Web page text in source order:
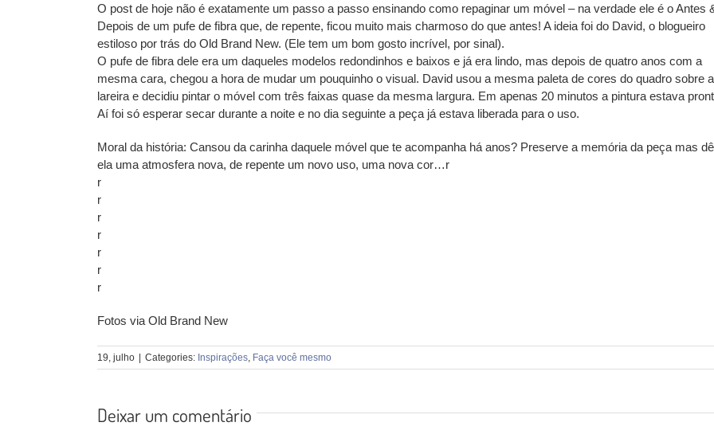
O post de hoje não é exatamente um passo a passo ensinando como repaginar um móvel – na verdade ele é o Antes
Depois de um pufe de fibra que, de repente, ficou muito mais charmoso do que antes! A ideia foi do David, o blogueiro
estiloso por trás do Old Brand New. (Ele tem um bom gosto incrível, por sinal).
O pufe de fibra dele era um daqueles modelos redondinhos e baixos e já era lindo, mas depois de quatro anos com a
mesma cara, chegou a hora de mudar um pouquinho o visual. David usou a mesma paleta de cores do quadro sobre a
lareira e decidiu pintar o móvel com três faixas quase da mesma largura. Em apenas 20 minutos a pintura estava
Aí foi só esperar secar durante a noite e no dia seguinte a peça já estava liberada para o uso.
Moral da história: Cansou da carinha daquele móvel que te acompanha há anos? Preserve a memória da peça mas
ela uma atmosfera nova, de repente um novo uso, uma nova cor…r
r
r
r
r
r
r
r
Fotos via Old Brand New
19, julho | Categories: Inspirações Faça você mesmo
Deixar um comentário